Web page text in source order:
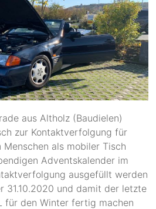
aus Altholz (Baudielen)
zur Kontaktverfolgung für
Menschen als mobiler Tisch
Adventskalender im
ausgefüllt werden
31.10.2020 und damit der letzte
für den Winter fertig machen